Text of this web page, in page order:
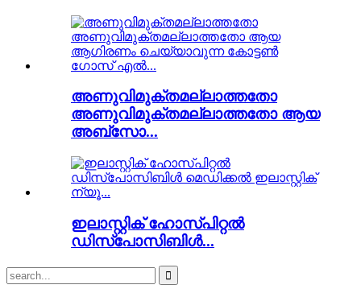
അണുവിമുക്തമല്ലാത്തതോ
അണുവിമുക്തമല്ലാത്തതോ ആയ
അബ്സോ...
ഇലാസ്റ്റിക് ഹോസ്പിറ്റൽ
ഡിസ്പോസിബിൾ...